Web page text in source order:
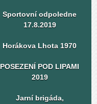
Sportovní odpoledne
17.8.2019
Horákova Lhota 1970
POSEZENÍ POD LIPAMI
2019
Jarní brigáda,